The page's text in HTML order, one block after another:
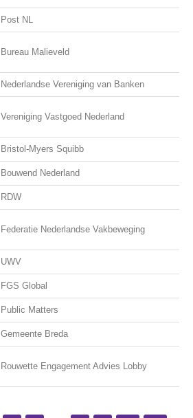
Post NL
Bureau Malieveld
Nederlandse Vereniging van Banken
Vereniging Vastgoed Nederland
Bristol-Myers Squibb
Bouwend Nederland
RDW
Federatie Nederlandse Vakbeweging
UWV
FGS Global
Public Matters
Gemeente Breda
Rouwette Engagement Advies Lobby